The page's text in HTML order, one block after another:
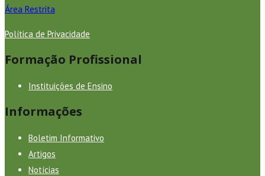
Área Restrita
Política de Privacidade
Formação Profissional
Instituições de Ensino
Informações
Boletim Informativo
Artigos
Notícias